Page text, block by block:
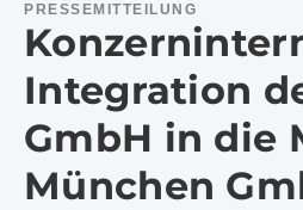
PRESSEMITTEILUNG
Integration
GmbH in die
München